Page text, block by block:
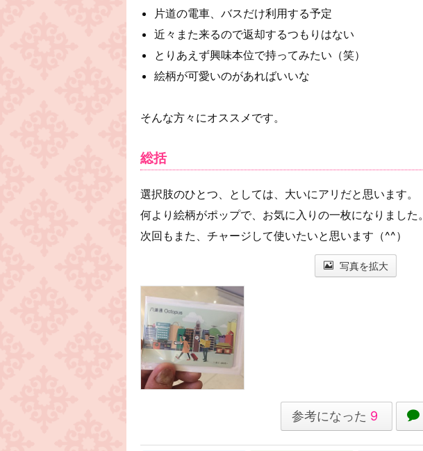
片道の電車、バスだけ利用する予定
近々また来るので返却するつもりはない
とりあえず興味本位で持ってみたい（笑）
絵柄が可愛いのがあればいいな
そんな方々にオススメです。
総括
選択肢のひとつ、としては、大いにアリだと思います。
何より絵柄がポップで、お気に入りの一枚になりました。
次回もまた、チャージして使いたいと思います（^^）
写真を拡大
参考になった 9